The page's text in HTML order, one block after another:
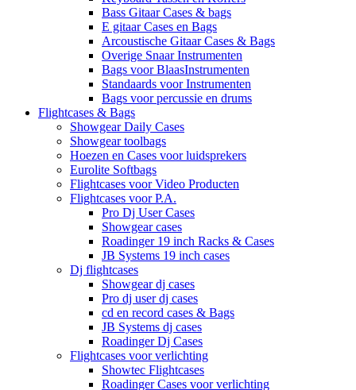
Bass Gitaar Cases & bags
E gitaar Cases en Bags
Arcoustische Gitaar Cases & Bags
Overige Snaar Instrumenten
Bags voor BlaasInstrumenten
Standaards voor Instrumenten
Bags voor percussie en drums
Flightcases & Bags
Showgear Daily Cases
Showgear toolbags
Hoezen en Cases voor luidsprekers
Eurolite Softbags
Flightcases voor Video Producten
Flightcases voor P.A.
Pro Dj User Cases
Showgear cases
Roadinger 19 inch Racks & Cases
JB Systems 19 inch cases
Dj flightcases
Showgear dj cases
Pro dj user dj cases
cd en record cases & Bags
JB Systems dj cases
Roadinger Dj Cases
Flightcases voor verlichting
Showtec Flightcases
Roadinger Cases voor verlichting